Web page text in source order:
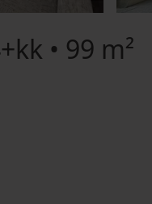
• 99 m²